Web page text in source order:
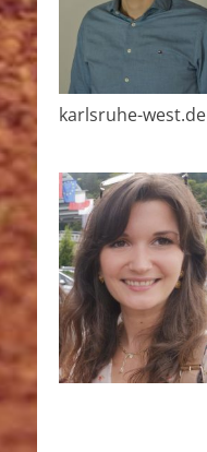
karlsruhe-west.de